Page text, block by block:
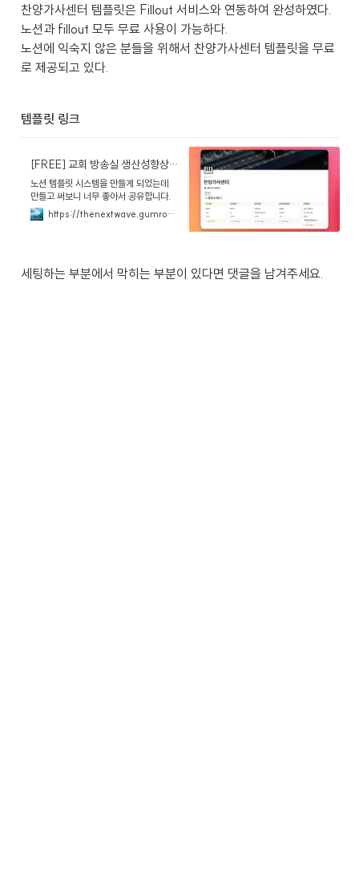
찬양가사센터 템플릿은 Fillout 서비스와 연동하여 완성하였다.
노션과 fillout 모두 무료 사용이 가능하다.
노션에 익숙지 않은 분들을 위해서 찬양가사센터 템플릿을 무료
로 제공되고 있다.
템플릿 링크
[FREE] 교회 방송실 생산성향상 프로젝트 (특송) 가사 받기 노션 시스템
노션 템플릿 시스템을 만들게 되었는데
만들고 써보니 너무 좋아서 공유합니다.
노션 데이터베이스와 Fillout 서비스를
이용해서 성도들이 특송 가사를 설문폼을
필터링 하여 현재 가사를 받은 예배와 받
https://thenextwave.gumroad.com/l/nxeil
세팅하는 부분에서 막히는 부분이 있다면 댓글을 남겨주세요.